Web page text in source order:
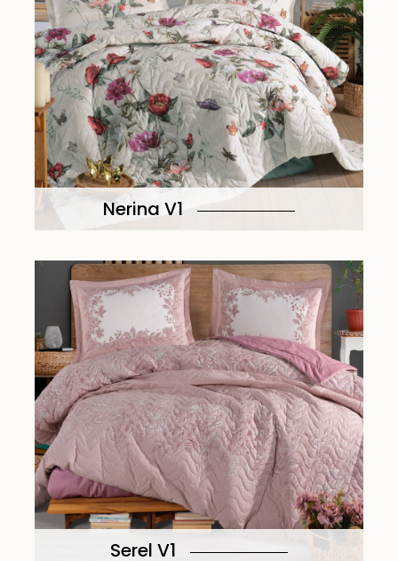
Nerina V1
Serel V1